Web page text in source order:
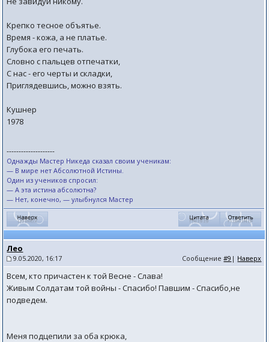
Крепко тесное объятье.
Время - кожа, а не платье.
Глубока его печать.
Словно с пальцев отпечатки,
С нас - его черты и складки,
Приглядевшись, можно взять.
Кушнер
1978
--------------------
Однажды Мастер Никеда сказал своим ученикам:
— В мире нет Абсолютной Истины.
Один из учеников спросил:
— А эта истина абсолютна?
— Нет, конечно, — улыбнулся Мастер
Лео
9.05.2020, 16:17 Сообщение#9 | Наверх
Всем, кто причастен к той Весне - Слава!
Живым Солдатам той войны - Спасибо! Павшим - Спасибо,не
подведем.
Меня подцепили за оба крюка,